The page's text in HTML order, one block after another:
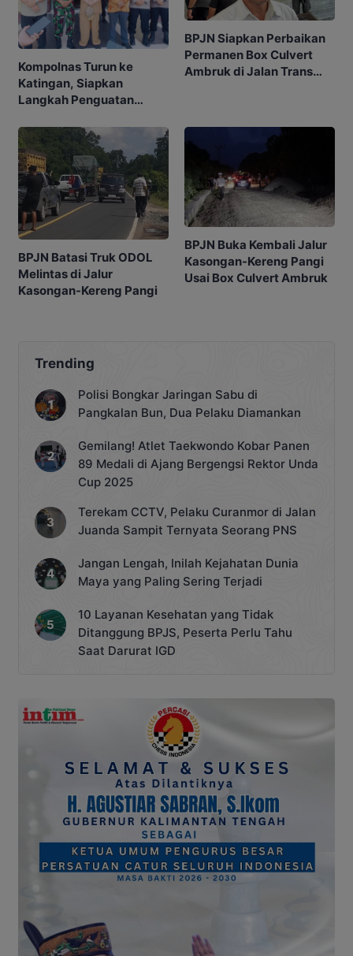
Kompolnas Turun ke
Katingan, Siapkan
Langkah Penguatan
BPJN Siapkan Perbaikan
Permanen Box Culvert
Ambruk di Jalan Trans
BPJN Batasi Truk ODOL
Melintas di Jalur
Kasongan-Kereng Pangi
BPJN Buka Kembali Jalur
Kasongan-Kereng Pangi
Usai Box Culvert Ambruk
Trending
Polisi Bongkar Jaringan Sabu di
Pangkalan Bun, Dua Pelaku Diamankan
Gemilang! Atlet Taekwondo Kobar Panen
89 Medali di Ajang Bergengsi Rektor Unda
Cup 2025
Terekam CCTV, Pelaku Curanmor di Jalan
Juanda Sampit Ternyata Seorang PNS
Jangan Lengah, Inilah Kejahatan Dunia
Maya yang Paling Sering Terjadi
10 Layanan Kesehatan yang Tidak
Ditanggung BPJS, Peserta Perlu Tahu
Saat Darurat IGD